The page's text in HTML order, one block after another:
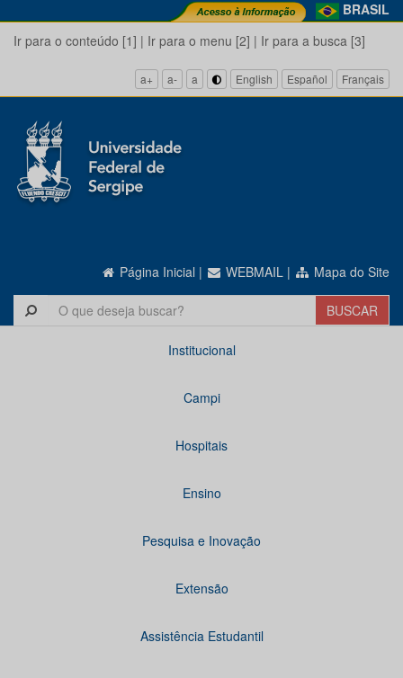
BRASIL
Ir para o conteúdo [1] | Ir para o menu [2] | Ir para a busca [3]
a+ a- a English Español Français
Página Inicial | WEBMAIL | Mapa do Site
Institucional
Campi
Hospitais
Ensino
Pesquisa e Inovação
Extensão
Assistência Estudantil